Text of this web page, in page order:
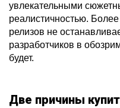
увлекательными
реалистичностью.
релизов не
разработчиков в
будет.
Две причины